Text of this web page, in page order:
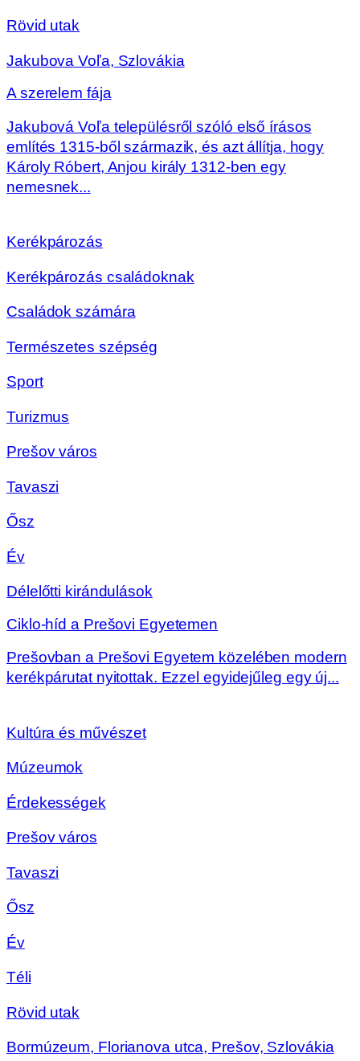
Rövid utak
Jakubova Voľa, Szlovákia
A szerelem fája
Jakubová Voľa településről szóló első írásos
említés 1315-ből származik, és azt állítja, hogy
Károly Róbert, Anjou király 1312-ben egy
nemesnek...
Kerékpározás
Kerékpározás családoknak
Családok számára
Természetes szépség
Sport
Turizmus
Prešov város
Tavaszi
Ősz
Év
Délelőtti kirándulások
Ciklo-híd a Prešovi Egyetemen
Prešovban a Prešovi Egyetem közelében modern
kerékpárutat nyitottak. Ezzel egyidejűleg egy új...
Kultúra és művészet
Múzeumok
Érdekességek
Prešov város
Tavaszi
Ősz
Év
Téli
Rövid utak
Bormúzeum, Florianova utca, Prešov, Szlovákia